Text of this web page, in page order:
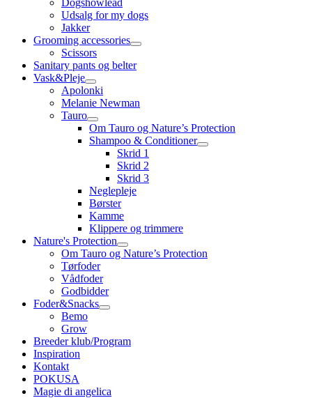
Udsalg for my dogs
Jakker
Grooming accessories
Scissors
Sanitary pants og belter
Vask&Pleje
Apolonki
Melanie Newman
Tauro
Om Tauro og Nature’s Protection
Shampoo & Conditioner
Skrid 1
Skrid 2
Skrid 3
Neglepleje
Børster
Kamme
Klippere og trimmere
Nature's Protection
Om Tauro og Nature’s Protection
Tørfoder
Vådfoder
Godbidder
Foder&Snacks
Bemo
Grow
Breeder klub/Program
Inspiration
Kontakt
POKUSA
Magie di angelica